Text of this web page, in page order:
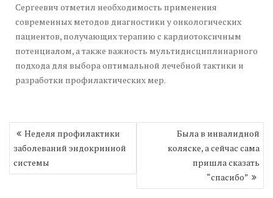
Сергеевич отметил необходимость применения
современных методов диагностики у онкологических
пациентов, получающих терапию с кардиотоксичным
потенциалом, а также важность мультидисциплинарного
подхода для выбора оптимальной лечебной тактики и
разработки профилактических мер.
Навигация
по
записям
Неделя профилактики
заболеваний эндокринной
системы
Была в инвалидной
коляске, а сейчас сама
пришла сказать
“спасибо”